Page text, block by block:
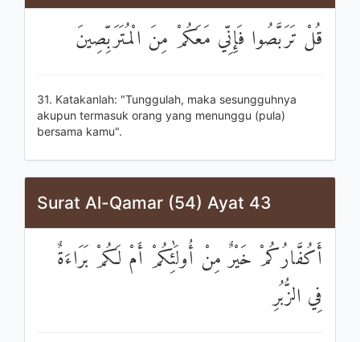
قُلْ تَرَبَّصُوا فَإِنِّي مَعَكُمْ مِنَ الْمُتَرَبِّصِينَ
31. Katakanlah: "Tunggulah, maka sesungguhnya
akupun termasuk orang yang menunggu (pula)
bersama kamu".
Surat Al-Qamar (54) Ayat 43
أَكُفَّارُكُمْ خَيْرٌ مِنْ أُولَٰئِكُمْ أَمْ لَكُمْ بَرَاءَةٌ
فِي الزُّبُرِ